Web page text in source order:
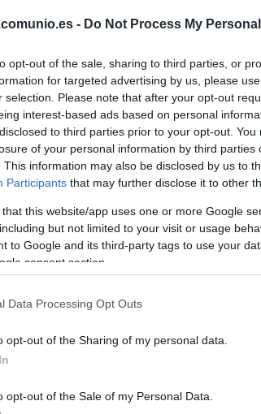
- Do Not Process My
opt-out of the sale, sharing to third parties, or
for targeted advertising by us, please
selection. Please note that after your opt-out
interest-based ads based on personal
to third parties prior to your opt-out.
of your personal information by third parties
This information may also be disclosed by us to
Participants that may further disclose it to other
that this website/app uses one or more Google
but not limited to your visit or usage
to Google and its third-party tags to use your
consent section.
Data Processing Opt Outs
opt-out of the Sharing of my personal data.
opt-out of the Sale of my Personal Data.
el sábado 26 de febrero a las 18:30
¿Cuál será la alineación que presente
alineaciones del Rayo-Real Madrid.
Trejo, Isi – Falcao (Sergi Guardiola).